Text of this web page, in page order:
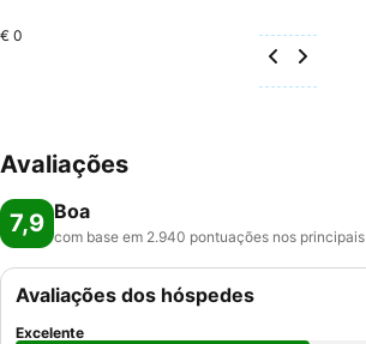
€ 0
Avaliações
7,9 Boa
com base em 2.940 pontuações nos principais
Avaliações dos hóspedes
Excelente